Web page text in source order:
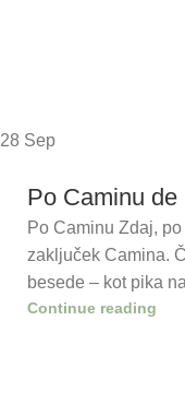
28 Sep
Po Caminu de
Po Caminu Zdaj,
zaključek Camina.
besede – kot pika
Continue reading